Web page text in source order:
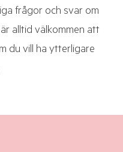
frågor och svar om
alltid välkommen att
du vill ha ytterligare